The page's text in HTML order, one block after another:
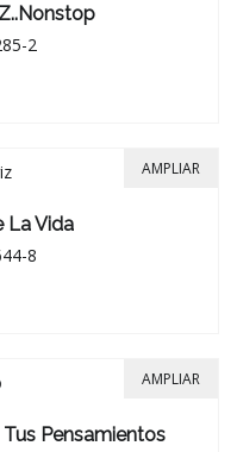
2
La Vida
8
AMPLIAR
Pensamientos
AMPLIAR